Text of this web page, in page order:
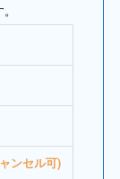
ンセル可)